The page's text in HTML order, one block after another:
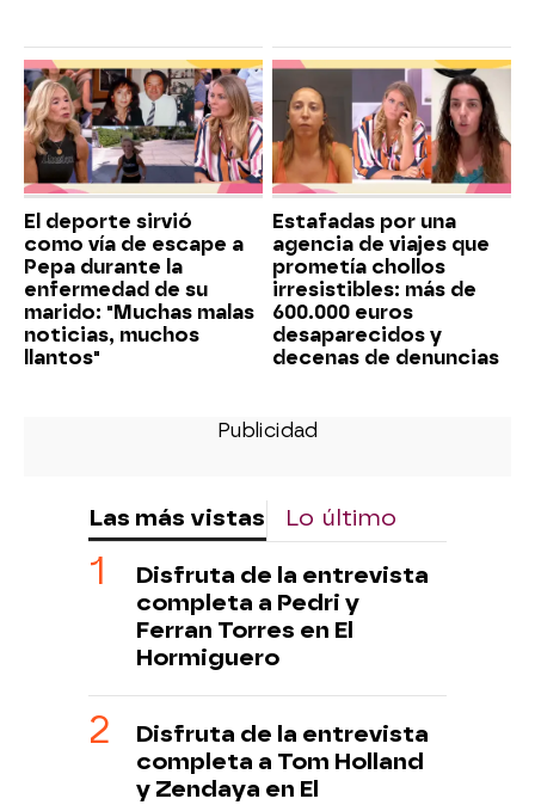
El deporte sirvió
como vía de escape a
Pepa durante la
enfermedad de su
marido: "Muchas malas
noticias, muchos
llantos"
Estafadas por una
agencia de viajes que
prometía chollos
irresistibles: más de
600.000 euros
desaparecidos y
decenas de denuncias
Las más vistas Lo último
Disfruta de la entrevista
completa a Pedri y
Ferran Torres en El
Hormiguero
Disfruta de la entrevista
completa a Tom Holland
y Zendaya en El